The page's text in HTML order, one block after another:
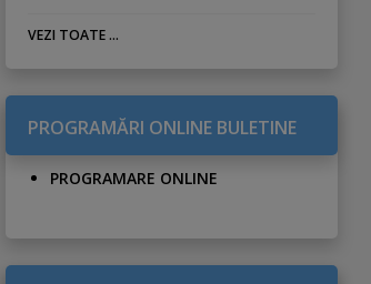
VEZI TOATE ...
PROGRAMĂRI ONLINE BULETINE
PROGRAMARE ONLINE